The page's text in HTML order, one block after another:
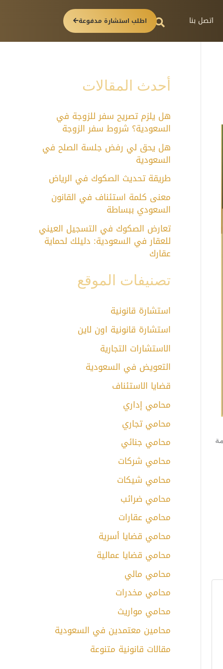
اتصل بنا اطلب استشارة مدفوعة
أحدث المقالات
هل يلزم تصريح سفر للزوجة في
السعودية؟ شروط سفر الزوجة
هل يحق لي رفض جلسة الصلح في
السعودية
طريقة تحديث الصكوك في الرياض
معنى كلمة استئناف في القانون
السعودي ببساطة
تعارض الصكوك في التسجيل العيني
للعقار في السعودية: دليلك لحماية
عقارك
تصنيفات الموقع
استشارة قانونية
استشارة قانونية اون لاين
الاستشارات التجارية
التعويض في السعودية
قضايا الاستئناف
محامي إداري
محامي تجاري
محامي جنائي
محامي شركات
محامي شيكات
محامي ضرائب
محامي عقارات
محامي قضايا أسرية
محامي قضايا عمالية
محامي مالي
محامي مخدرات
محامي مواريث
محامين معتمدين في السعودية
مقالات قانونية متنوعة